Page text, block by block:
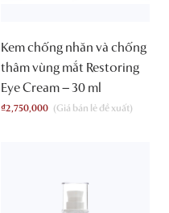
Kem chống nhăn và chống
thâm vùng mắt Restoring
Eye Cream – 30 ml
₫2,750,000